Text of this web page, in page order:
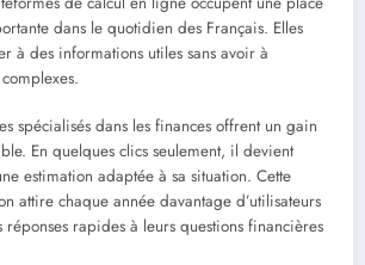
dans le quotidien des Français. Elles
à des informations utiles sans avoir à
spécialisés dans les finances offrent un gain
En quelques clics seulement, il devient
estimation adaptée à sa situation. Cette
attire chaque année davantage d’utilisateurs
rapides à leurs questions financières